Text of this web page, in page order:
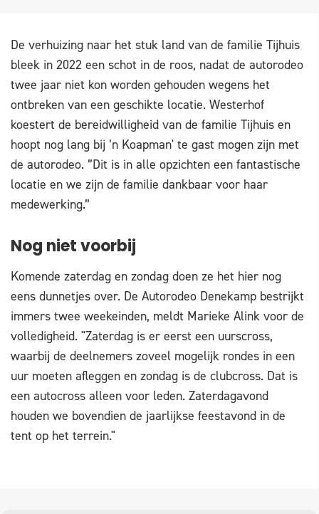
De verhuizing naar het stuk land van de familie Tijhuis
bleek in 2022 een schot in de roos, nadat de autorodeo
twee jaar niet kon worden gehouden wegens het
ontbreken van een geschikte locatie. Westerhof
koestert de bereidwilligheid van de familie Tijhuis en
hoopt nog lang bij ’n Koapman' te gast mogen zijn met
de autorodeo. ”Dit is in alle opzichten een fantastische
locatie en we zijn de familie dankbaar voor haar
medewerking.”
Nog niet voorbij
Komende zaterdag en zondag doen ze het hier nog
eens dunnetjes over. De Autorodeo Denekamp bestrijkt
immers twee weekeinden, meldt Marieke Alink voor de
volledigheid. "Zaterdag is er eerst een uurscross,
waarbij de deelnemers zoveel mogelijk rondes in een
uur moeten afleggen en zondag is de clubcross. Dat is
een autocross alleen voor leden. Zaterdagavond
houden we bovendien de jaarlijkse feestavond in de
tent op het terrein."